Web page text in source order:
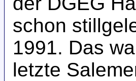
schon
1991. Das
letzte